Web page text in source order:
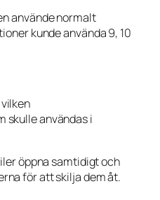
använde normalt
kunde använda 9, 10
skulle användas i
öppna samtidigt och
för att skilja dem åt.